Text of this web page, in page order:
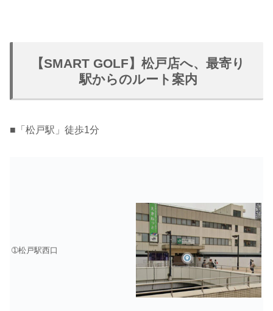
【SMART GOLF】松戸店へ、最寄り
駅からのルート案内
■「松戸駅」徒歩1分
➀松戸駅西口